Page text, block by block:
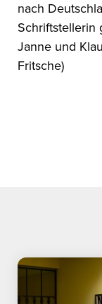
nach
Schriftstellerin
Janne und
Fritsche)